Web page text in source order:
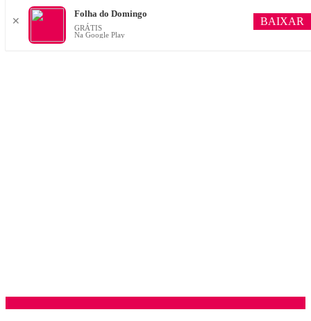
✕
Folha do Domingo
GRÁTIS
Na Google Play
BAIXAR